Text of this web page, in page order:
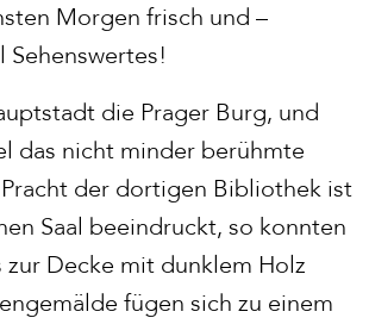
Morgen frisch und –
Sehenswertes!
die Prager Burg, und
das nicht minder berühmte
der dortigen Bibliothek ist
Saal beeindruckt, so konnten
Decke mit dunklem Holz
fügen sich zu einem